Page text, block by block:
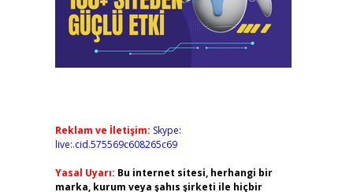
Reklam ve İletişim: Skype:
live:.cid.575569c608265c69
Yasal Uyarı: Bu internet sitesi, herhangi bir
marka, kurum veya şahıs şirketi ile hiçbir